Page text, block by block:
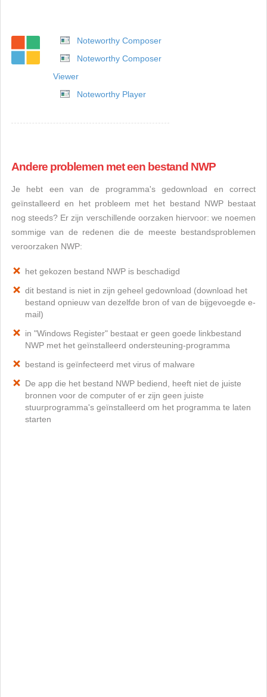
Noteworthy Composer
Noteworthy Composer
Viewer
Noteworthy Player
Andere problemen met een bestand NWP
Je hebt een van de programma's gedownload en correct
geïnstalleerd en het probleem met het bestand NWP bestaat
nog steeds? Er zijn verschillende oorzaken hiervoor: we noemen
sommige van de redenen die de meeste bestandsproblemen
veroorzaken NWP:
het gekozen bestand NWP is beschadigd
dit bestand is niet in zijn geheel gedownload (download het
bestand opnieuw van dezelfde bron of van de bijgevoegde e-
mail)
in "Windows Register" bestaat er geen goede linkbestand
NWP met het geïnstalleerd ondersteuning-programma
bestand is geïnfecteerd met virus of malware
De app die het bestand NWP bediend, heeft niet de juiste
bronnen voor de computer of er zijn geen juiste
stuurprogramma's geïnstalleerd om het programma te laten
starten